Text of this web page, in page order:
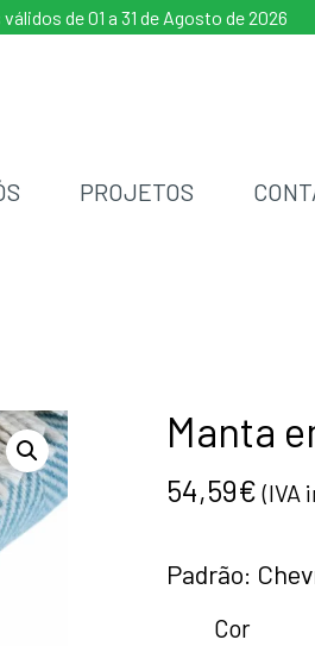
de 01 a 31 de Agosto de 2026
PROJETOS
Manta
54,59€ (IVA
Padrão:
Cor